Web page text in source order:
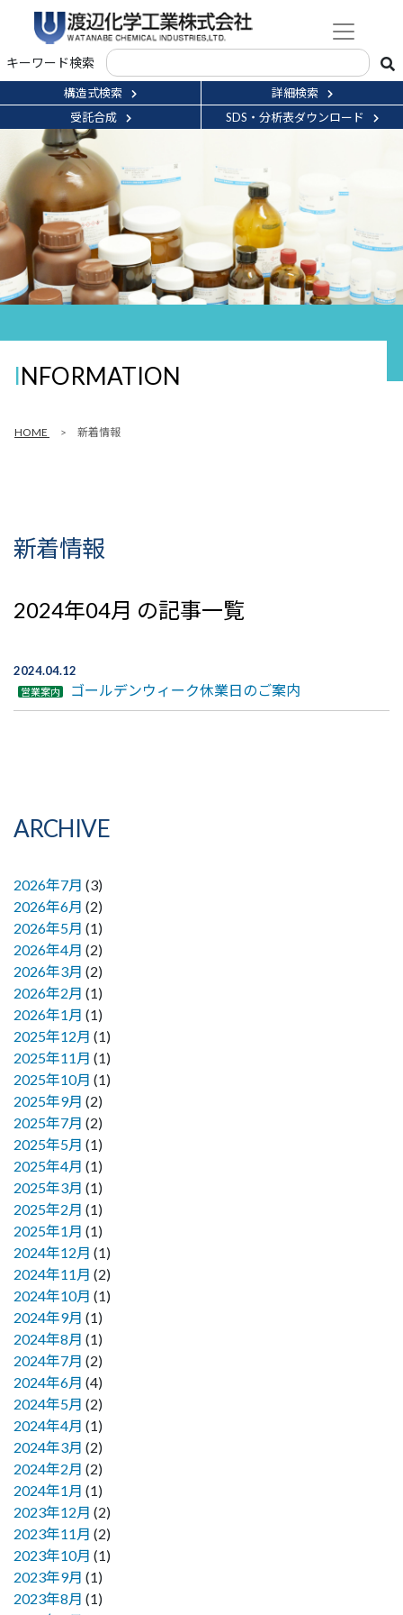
キーワード検索
構造式検索
詳細検索
受託合成
SDS・分析表ダウンロード
INFORMATION
HOME 新着情報
新着情報
2024年04月 の記事一覧
2024.04.12
営業案内 ゴールデンウィーク休業日のご案内
ARCHIVE
2026年7月 (3)
2026年6月 (2)
2026年5月 (1)
2026年4月 (2)
2026年3月 (2)
2026年2月 (1)
2026年1月 (1)
2025年12月 (1)
2025年11月 (1)
2025年10月 (1)
2025年9月 (2)
2025年7月 (2)
2025年5月 (1)
2025年4月 (1)
2025年3月 (1)
2025年2月 (1)
2025年1月 (1)
2024年12月 (1)
2024年11月 (2)
2024年10月 (1)
2024年9月 (1)
2024年8月 (1)
2024年7月 (2)
2024年6月 (4)
2024年5月 (2)
2024年4月 (1)
2024年3月 (2)
2024年2月 (2)
2024年1月 (1)
2023年12月 (2)
2023年11月 (2)
2023年10月 (1)
2023年9月 (1)
2023年8月 (1)